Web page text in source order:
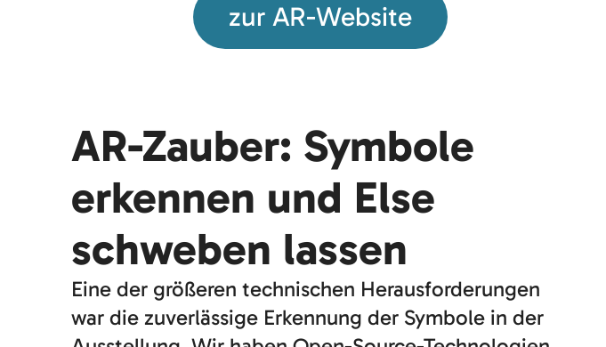
zur AR-Website
AR-Zauber: Symbole
erkennen und Else
schweben lassen
Eine der größeren technischen Herausforderungen
war die zuverlässige Erkennung der Symbole in der